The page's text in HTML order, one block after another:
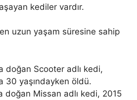
kediler vardır.
uzun yaşam süresine sahip
doğan Scooter adlı kedi,
30 yaşındayken öldü.
doğan Missan adlı kedi, 2015